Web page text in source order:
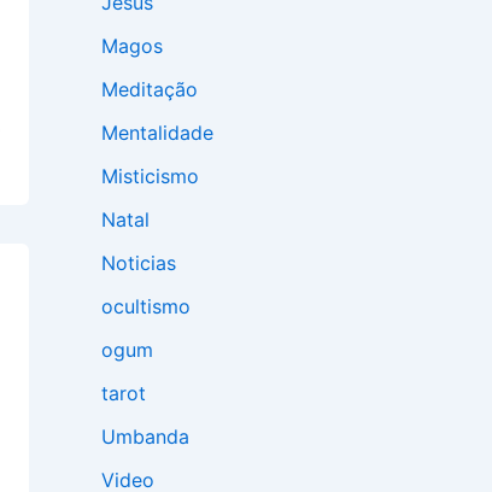
Magos
Meditação
Mentalidade
Misticismo
Natal
Noticias
ocultismo
ogum
tarot
Umbanda
Video